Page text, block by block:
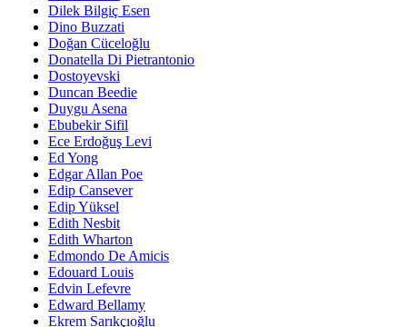
Dilek Bilgiç Esen
Dino Buzzati
Doğan Cüceloğlu
Donatella Di Pietrantonio
Dostoyevski
Duncan Beedie
Duygu Asena
Ebubekir Sifil
Ece Erdoğuş Levi
Ed Yong
Edgar Allan Poe
Edip Cansever
Edip Yüksel
Edith Nesbit
Edith Wharton
Edmondo De Amicis
Edouard Louis
Edvin Lefevre
Edward Bellamy
Ekrem Sarıkçıoğlu